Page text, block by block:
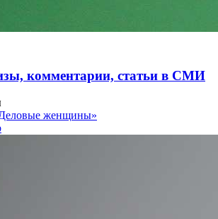
комментарии, статьи в СМИ
женщины»